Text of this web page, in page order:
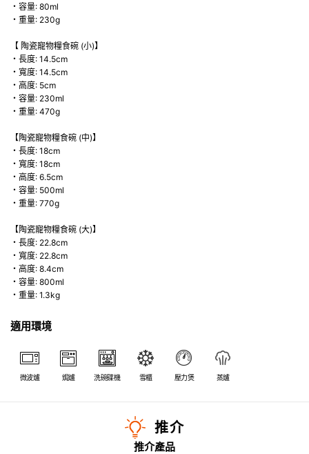
・容量: 80ml
・重量: 230g
【 陶瓷寵物糧食碗 (小)】
・長度: 14.5cm
・寬度: 14.5cm
・高度: 5cm
・容量: 230ml
・重量: 470g
【陶瓷寵物糧食碗 (中)】
・長度: 18cm
・寬度: 18cm
・高度: 6.5cm
・容量: 500ml
・重量: 770g
【陶瓷寵物糧食碗 (大)】
・長度: 22.8cm
・寬度: 22.8cm
・高度: 8.4cm
・容量: 800ml
・重量: 1.3kg
適用環境
微波爐 焗爐 洗碗碟機 雪櫃 壓力煲 蒸爐
推介
推介產品